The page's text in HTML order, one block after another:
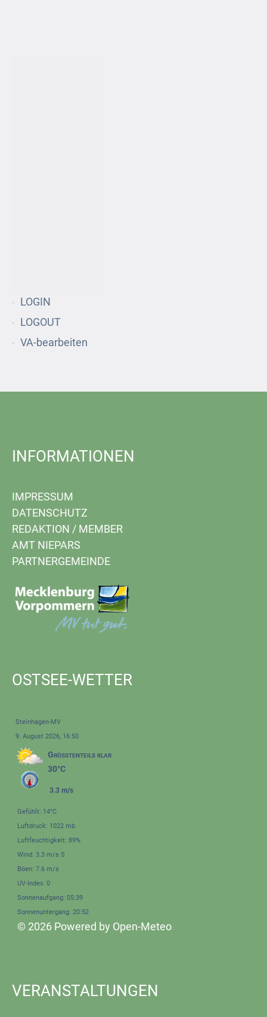
LOGIN
LOGOUT
VA-bearbeiten
INFORMATIONEN
IMPRESSUM
DATENSCHUTZ
REDAKTION / MEMBER
AMT NIEPARS
PARTNERGEMEINDE
OSTSEE-WETTER
Steinhagen-MV
9. August 2026, 16:50
Größtenteils klar
30°C
3.3 m/s
Gefühlt: 14°C
Luftdruck: 1022 mb
Luftfeuchtigkeit: 89%
Wind: 3.3 m/s S
Böen: 7.6 m/s
UV-Index: 0
Sonnenaufgang: 05:39
Sonnenuntergang: 20:52
© 2026 Powered by Open-Meteo
VERANSTALTUNGEN